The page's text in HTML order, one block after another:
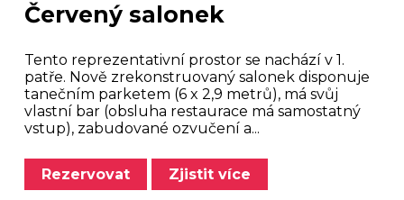
Červený salonek
Tento reprezentativní prostor se nachází v 1.
patře. Nově zrekonstruovaný salonek disponuje
tanečním parketem (6 x 2,9 metrů), má svůj
vlastní bar (obsluha restaurace má samostatný
vstup), zabudované ozvučení a...
Rezervovat Zjistit více